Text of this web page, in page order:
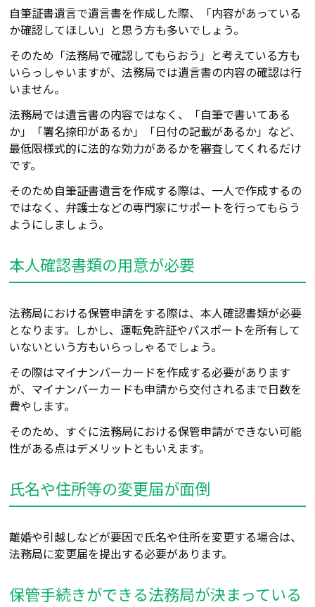
自筆証書遺言で遺言書を作成した際、「内容があっている
か確認してほしい」と思う方も多いでしょう。
そのため「法務局で確認してもらおう」と考えている方も
いらっしゃいますが、法務局では遺言書の内容の確認は行
いません。
法務局では遺言書の内容ではなく、「自筆で書いてある
か」「署名捺印があるか」「日付の記載があるか」など、
最低限様式的に法的な効力があるかを審査してくれるだけ
です。
そのため自筆証書遺言を作成する際は、一人で作成するの
ではなく、弁護士などの専門家にサポートを行ってもらう
ようにしましょう。
本人確認書類の用意が必要
法務局における保管申請をする際は、本人確認書類が必要
となります。しかし、運転免許証やパスポートを所有して
いないという方もいらっしゃるでしょう。
その際はマイナンバーカードを作成する必要があります
が、マイナンバーカードも申請から交付されるまで日数を
費やします。
そのため、すぐに法務局における保管申請ができない可能
性がある点はデメリットともいえます。
氏名や住所等の変更届が面倒
離婚や引越しなどが要因で氏名や住所を変更する場合は、
法務局に変更届を提出する必要があります。
保管手続きができる法務局が決まっている